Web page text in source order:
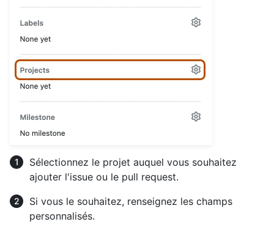
Sélectionnez le projet auquel vous souhaitez
ajouter l'issue ou le pull request.
Si vous le souhaitez, renseignez les champs
personnalisés.